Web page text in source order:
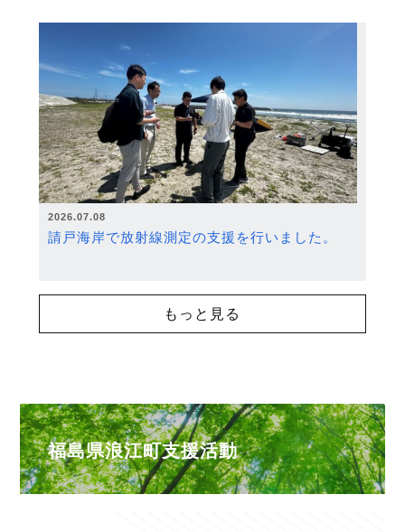
2026.07.08
請戸海岸で放射線測定の支援を行いました。
もっと見る
福島県浪江町支援活動